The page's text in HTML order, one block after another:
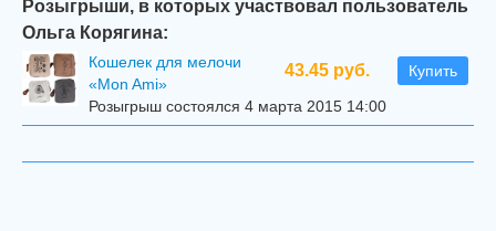
Розыгрыши, в которых участвовал пользователь
Ольга Корягина:
43.45 руб. Купить
Кошелек для мелочи
«Mon Ami»
Розыгрыш состоялся 4 марта 2015 14:00